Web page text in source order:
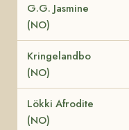
G.G. Jasmine
(NO)
Kringelandbo
(NO)
Lökki Afrodite
(NO)